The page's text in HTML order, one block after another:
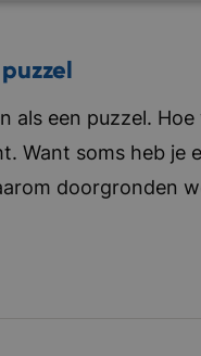
als een puzzel.
Want soms heb
doorgronden